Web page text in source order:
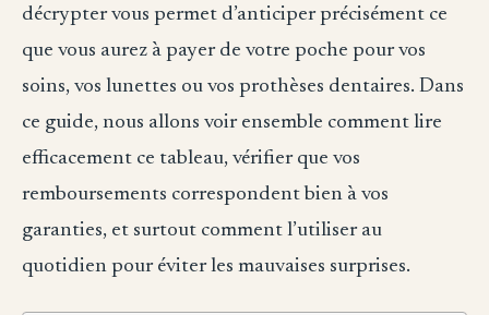
décrypter vous permet d’anticiper précisément ce
que vous aurez à payer de votre poche pour vos
soins, vos lunettes ou vos prothèses dentaires. Dans
ce guide, nous allons voir ensemble comment lire
efficacement ce tableau, vérifier que vos
remboursements correspondent bien à vos
garanties, et surtout comment l’utiliser au
quotidien pour éviter les mauvaises surprises.